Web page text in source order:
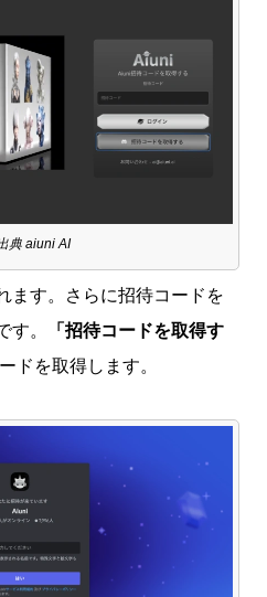
典 aiuni AI
ます。さらに招待コードを
す。
「招待コードを取得す
ドを取得します。